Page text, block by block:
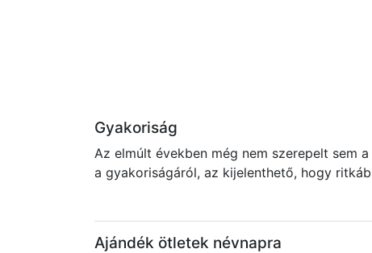
Gyakoriság
Az elmúlt években még nem szerepelt sem
a gyakoriságáról, az kijelenthető, hogy
Ajándék ötletek névnapra